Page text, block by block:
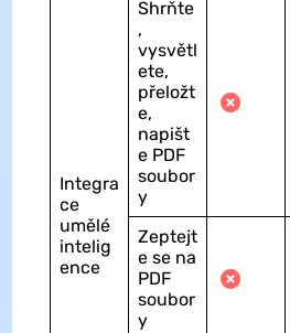
Integra
ce
umělé
intelig
ence
Shrňte
,
vysvětl
ete,
přeložt
e,
napišt
e PDF
soubor
y
Zeptejt
e se na
PDF
soubor
y